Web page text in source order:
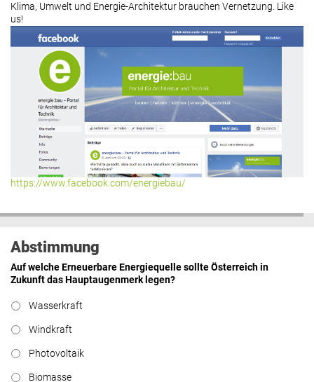
Roland Mösl: „Man wollte wohl
Kasse machen statt neue Produkte
erfinden.“ lesen
Hier geht’s zu allen Kommentaren
Klima, Umwelt und Energie-Architektur brauchen Vernetzung. Like
us!
https://www.facebook.com/energiebau/
Abstimmung
Auf welche Erneuerbare Energiequelle sollte Österreich in
Zukunft das Hauptaugenmerk legen?
Wasserkraft
Windkraft
Photovoltaik
Biomasse